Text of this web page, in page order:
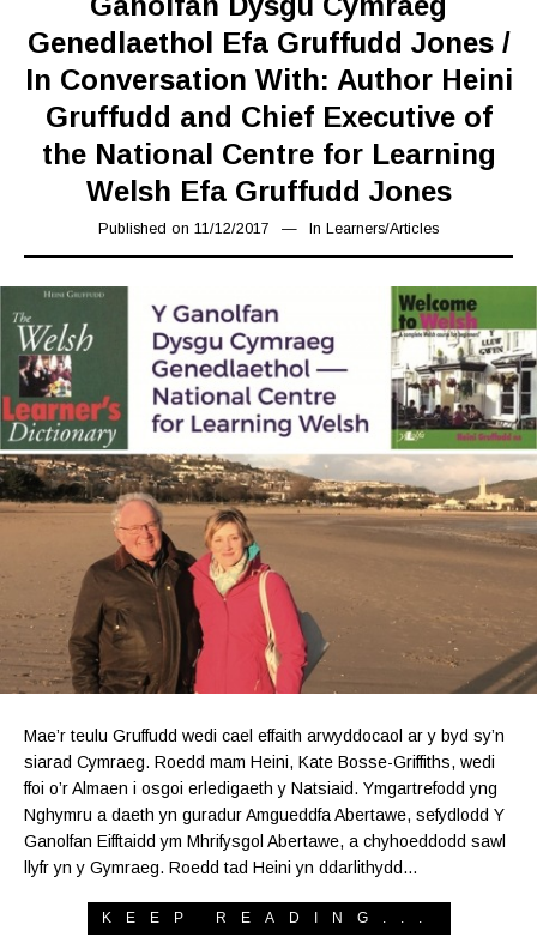
Genedlaethol Efa Gruffudd Jones /
In Conversation With: Author Heini
Gruffudd and Chief Executive of
the National Centre for Learning
Welsh Efa Gruffudd Jones
Published on 11/12/2017 17/03/2019
In Learners/Articles
Mae’r teulu Gruffudd wedi cael effaith arwyddocaol ar y byd sy’n
siarad Cymraeg. Roedd mam Heini, Kate Bosse-Griffiths, wedi
ffoi o’r Almaen i osgoi erledigaeth y Natsiaid. Ymgartrefodd yng
Nghymru a daeth yn guradur Amgueddfa Abertawe, sefydlodd Y
Ganolfan Eifftaidd ym Mhrifysgol Abertawe, a chyhoeddodd sawl
llyfr yn y Gymraeg. Roedd tad Heini yn ddarlithydd…
KEEP READING...